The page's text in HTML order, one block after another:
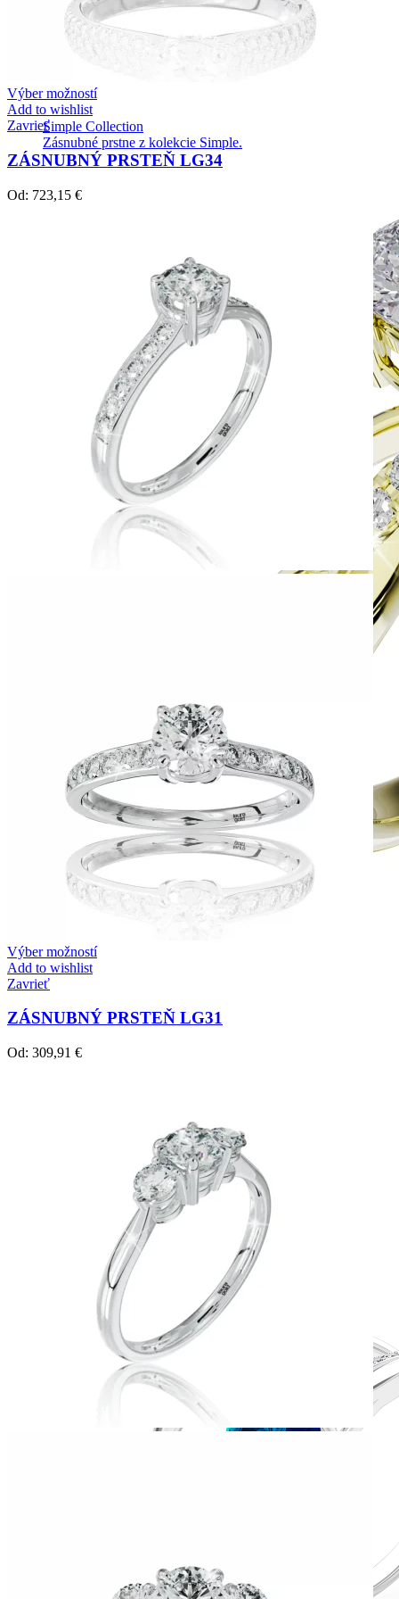
Simple Collection
Zásnubné prstne z kolekcie Simple.
Výber možností
Add to wishlist
Zavrieť
ZÁSNUBNÝ PRSTEŇ LG34
Od: 723,15 €
Výber možností
Add to wishlist
Zavrieť
ZÁSNUBNÝ PRSTEŇ LG31
Od: 309,91 €